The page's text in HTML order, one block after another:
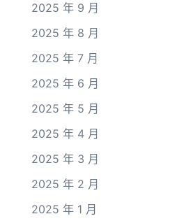
2025 年 9 月
2025 年 8 月
2025 年 7 月
2025 年 6 月
2025 年 5 月
2025 年 4 月
2025 年 3 月
2025 年 2 月
2025 年 1 月